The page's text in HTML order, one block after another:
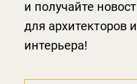
и получайте
для архитекторов
интерьера!